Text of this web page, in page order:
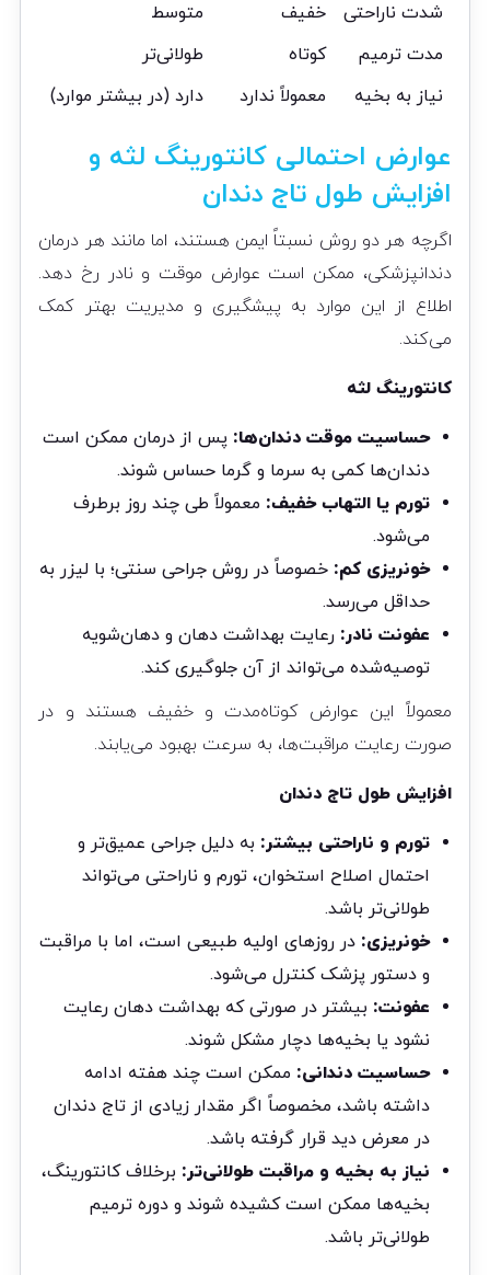
شدت ناراحتی
خفیف
متوسط
مدت ترمیم
کوتاه
طولانی‌تر
نیاز به بخیه
معمولاً ندارد دارد (در بیشتر موارد)
عوارض احتمالی کانتورینگ لثه و
افزایش طول تاج دندان
اگرچه هر دو روش نسبتاً ایمن هستند، اما مانند هر درمان
دندانپزشکی، ممکن است عوارض موقت و نادر رخ دهد.
اطلاع از این موارد به پیشگیری و مدیریت بهتر کمک
می‌کند.
کانتورینگ لثه
حساسیت موقت دندان‌ها: پس از درمان ممکن است
دندان‌ها کمی به سرما و گرما حساس شوند.
تورم یا التهاب خفیف: معمولاً طی چند روز برطرف
می‌شود.
خونریزی کم: خصوصاً در روش جراحی سنتی؛ با لیزر به
حداقل می‌رسد.
عفونت نادر: رعایت بهداشت دهان و دهان‌شویه
توصیه‌شده می‌تواند از آن جلوگیری کند.
معمولاً این عوارض کوتاه‌مدت و خفیف هستند و در
صورت رعایت مراقبت‌ها، به سرعت بهبود می‌یابند.
افزایش طول تاج دندان
تورم و ناراحتی بیشتر: به دلیل جراحی عمیق‌تر و
احتمال اصلاح استخوان، تورم و ناراحتی می‌تواند
طولانی‌تر باشد.
خونریزی: در روزهای اولیه طبیعی است، اما با مراقبت
و دستور پزشک کنترل می‌شود.
عفونت: بیشتر در صورتی که بهداشت دهان رعایت
نشود یا بخیه‌ها دچار مشکل شوند.
حساسیت دندانی: ممکن است چند هفته ادامه
داشته باشد، مخصوصاً اگر مقدار زیادی از تاج دندان
در معرض دید قرار گرفته باشد.
نیاز به بخیه و مراقبت طولانی‌تر: برخلاف کانتورینگ،
بخیه‌ها ممکن است کشیده شوند و دوره ترمیم
طولانی‌تر باشد.